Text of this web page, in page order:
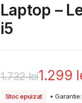
Laptop –
i5
1.732lei
Prețul
1.299
Prețul
Stoc epuizat • Garantie: